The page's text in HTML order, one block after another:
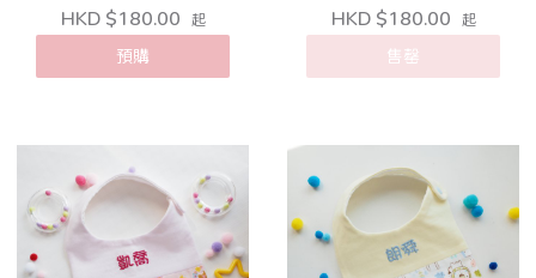
HKD $180.00 起
預購
HKD $180.00 起
售罄